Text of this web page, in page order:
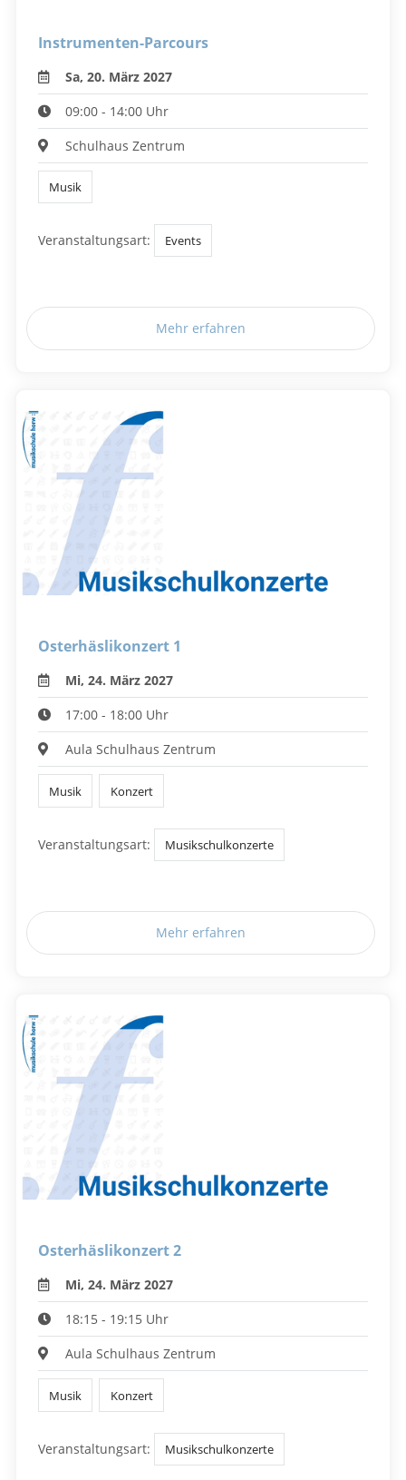
Instrumenten-Parcours
Sa, 20. März 2027
09:00 - 14:00 Uhr
Schulhaus Zentrum
Musik
Veranstaltungsart: Events
Mehr erfahren
Osterhäslikonzert 1
Mi, 24. März 2027
17:00 - 18:00 Uhr
Aula Schulhaus Zentrum
Musik Konzert
Veranstaltungsart: Musikschulkonzerte
Mehr erfahren
Osterhäslikonzert 2
Mi, 24. März 2027
18:15 - 19:15 Uhr
Aula Schulhaus Zentrum
Musik Konzert
Veranstaltungsart: Musikschulkonzerte